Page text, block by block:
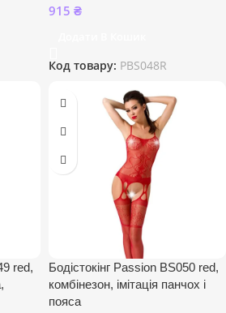
915 ₴
Код товару: PBS048R
red,
Бодістокінг Passion BS050 red,
комбінезон, імітація панчох і
пояса